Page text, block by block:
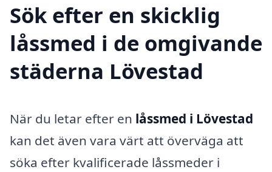
Sök efter en skicklig
låssmed i de omgivande
städerna Lövestad
När du letar efter en låssmed i Lövestad
kan det även vara värt att överväga att
söka efter kvalificerade låssmeder i